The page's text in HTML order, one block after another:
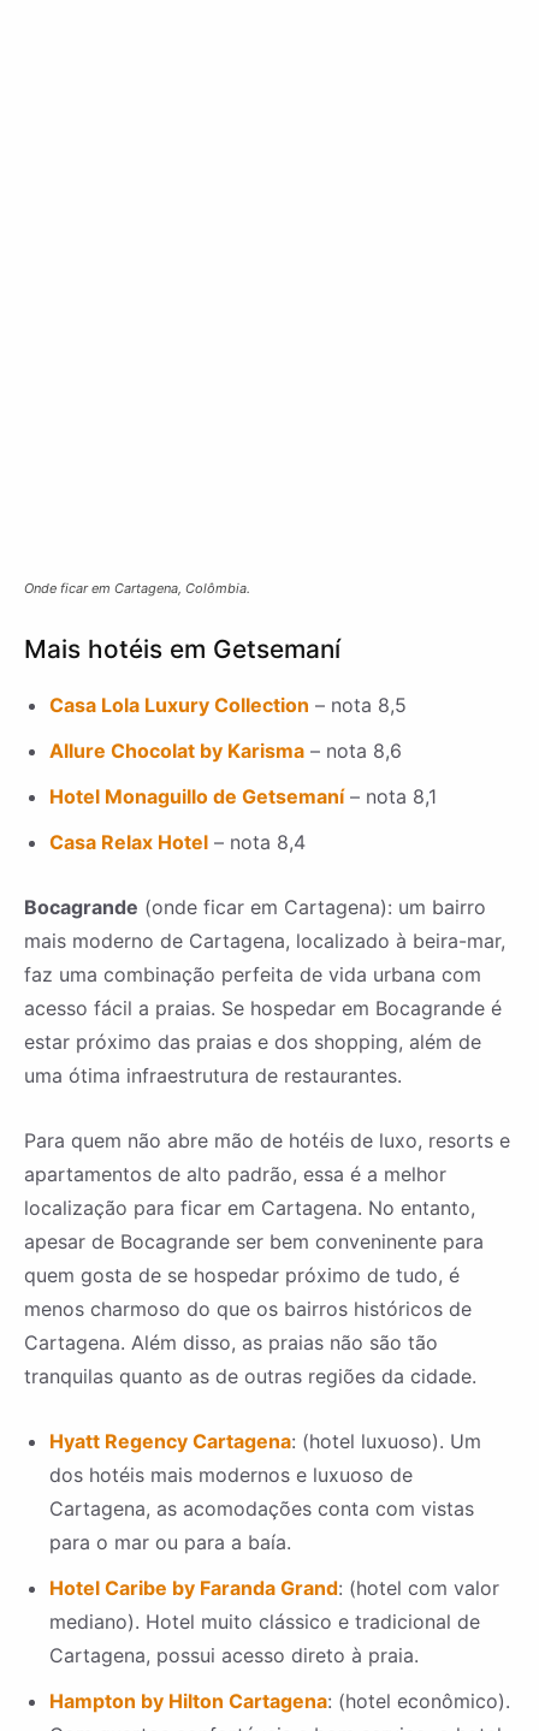
Onde ficar em Cartagena, Colômbia.
Mais hotéis em Getsemaní
Casa Lola Luxury Collection – nota 8,5
Allure Chocolat by Karisma – nota 8,6
Hotel Monaguillo de Getsemaní– nota 8,1
Casa Relax Hotel – nota 8,4
Bocagrande (onde ficar em Cartagena): um bairro
mais moderno de Cartagena, localizado à beira-mar,
faz uma combinação perfeita de vida urbana com
acesso fácil a praias. Se hospedar em Bocagrande é
estar próximo das praias e dos shopping, além de
uma ótima infraestrutura de restaurantes.
Para quem não abre mão de hotéis de luxo, resorts e
apartamentos de alto padrão, essa é a melhor
localização para ficar em Cartagena. No entanto,
apesar de Bocagrande ser bem conveninente para
quem gosta de se hospedar próximo de tudo, é
menos charmoso do que os bairros históricos de
Cartagena. Além disso, as praias não são tão
tranquilas quanto as de outras regiões da cidade.
Hyatt Regency Cartagena: (hotel luxuoso). Um
dos hotéis mais modernos e luxuoso de
Cartagena, as acomodações conta com vistas
para o mar ou para a baía.
Hotel Caribe by Faranda Grand: (hotel com valor
mediano). Hotel muito clássico e tradicional de
Cartagena, possui acesso direto à praia.
Hampton by Hilton Cartagena: (hotel econômico).